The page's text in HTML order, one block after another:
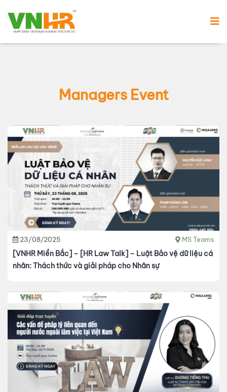
Managers Event
23/08/2025 MS Teams
[VNHR Miền Bắc] – [HR Law Talk] – Luật Bảo vệ dữ liệu cá
nhân: Thách thức và giải pháp cho Nhân sự